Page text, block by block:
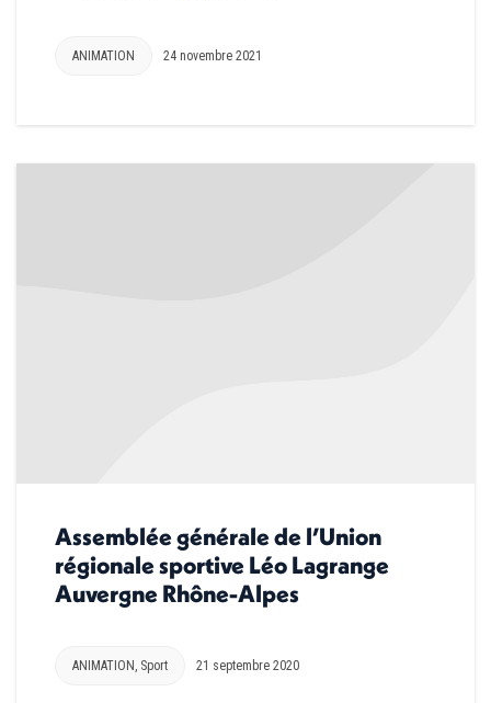
ANIMATION 24 novembre 2021
Assemblée générale de l’Union
régionale sportive Léo Lagrange
Auvergne Rhône-Alpes
ANIMATION , Sport 21 septembre 2020